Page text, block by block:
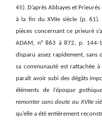
45). D’après Abbayes et
à la fin du XVIIe siècle (p. 61).
pièces concernant ce prieuré
ADAM, n° 863 à 872, p. 144-
disparu assez rapidement, sans
sa communauté est rattachée
paraît avoir subi des dégâts
éléments de l’époque
remonter sans doute au XVIIe
qu’elle a été entièrement